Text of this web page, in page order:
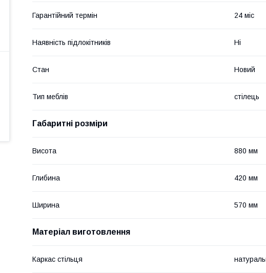
Гарантійний термін 24 міс
Наявність підлокітників Ні
Стан Новий
Тип меблів стілець
Габаритні розміри
Висота 880 мм
Глибина 420 мм
Ширина 570 мм
Матеріал виготовлення
Каркас стільця